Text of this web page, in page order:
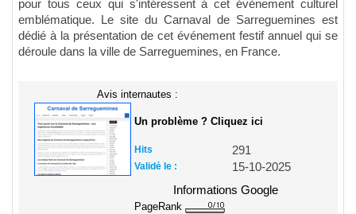
pour tous ceux qui s'intéressent à cet événement culturel
emblématique. Le site du Carnaval de Sarreguemines est
dédié à la présentation de cet événement festif annuel qui se
déroule dans la ville de Sarreguemines, en France.
Avis internautes :
Un problème ? Cliquez ici
Hits 291
Validé le :
15-10-2025
Informations Google
PageRank